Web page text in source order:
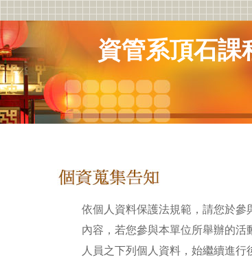
資管系頂石課
依個人資料保護法規範，請您於
內容，若您參與本單位所舉辦的
人員之下列個人資料，始繼續進行